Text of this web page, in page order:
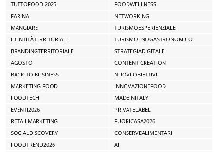
TUTTOFOOD 2025
FOODWELLNESS
FARINA
NETWORKING
MANGIARE
TURISMOESPERIENZIALE
IDENTITÀTERRITORIALE
TURISMOENOGASTRONOMICO
BRANDINGTERRITORIALE
STRATEGIADIGITALE
AGOSTO
CONTENT CREATION
BACK TO BUSINESS
NUOVI OBIETTIVI
MARKETING FOOD
INNOVAZIONEFOOD
FOODTECH
MADEINITALY
EVENTI2026
PRIVATELABEL
RETAILMARKETING
FUORICASA2026
SOCIALDISCOVERY
CONSERVEALIMENTARI
FOODTREND2026
AI